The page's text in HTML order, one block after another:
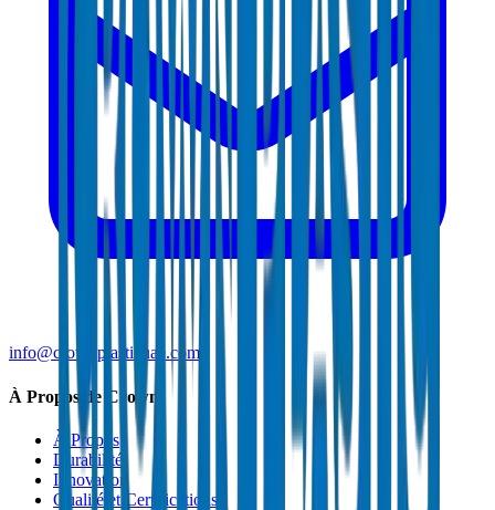
info@crownplasticuae.com
À Propos de Crown
À Propos
Durabilité
Innovation
Qualité et Certifications